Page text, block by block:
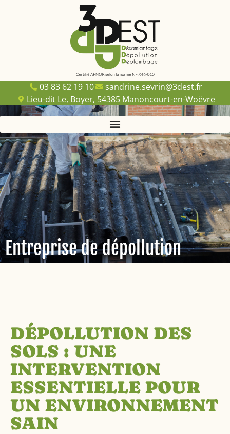
03 83 62 19 10
sandrine.sevrin@3dest.fr
Lieu-dit Le, Boyer, 54385 Manoncourt-en-Woëvre
Entreprise de dépollution
DÉPOLLUTION DES
SOLS : UNE
INTERVENTION
ESSENTIELLE POUR
UN ENVIRONNEMENT
SAIN